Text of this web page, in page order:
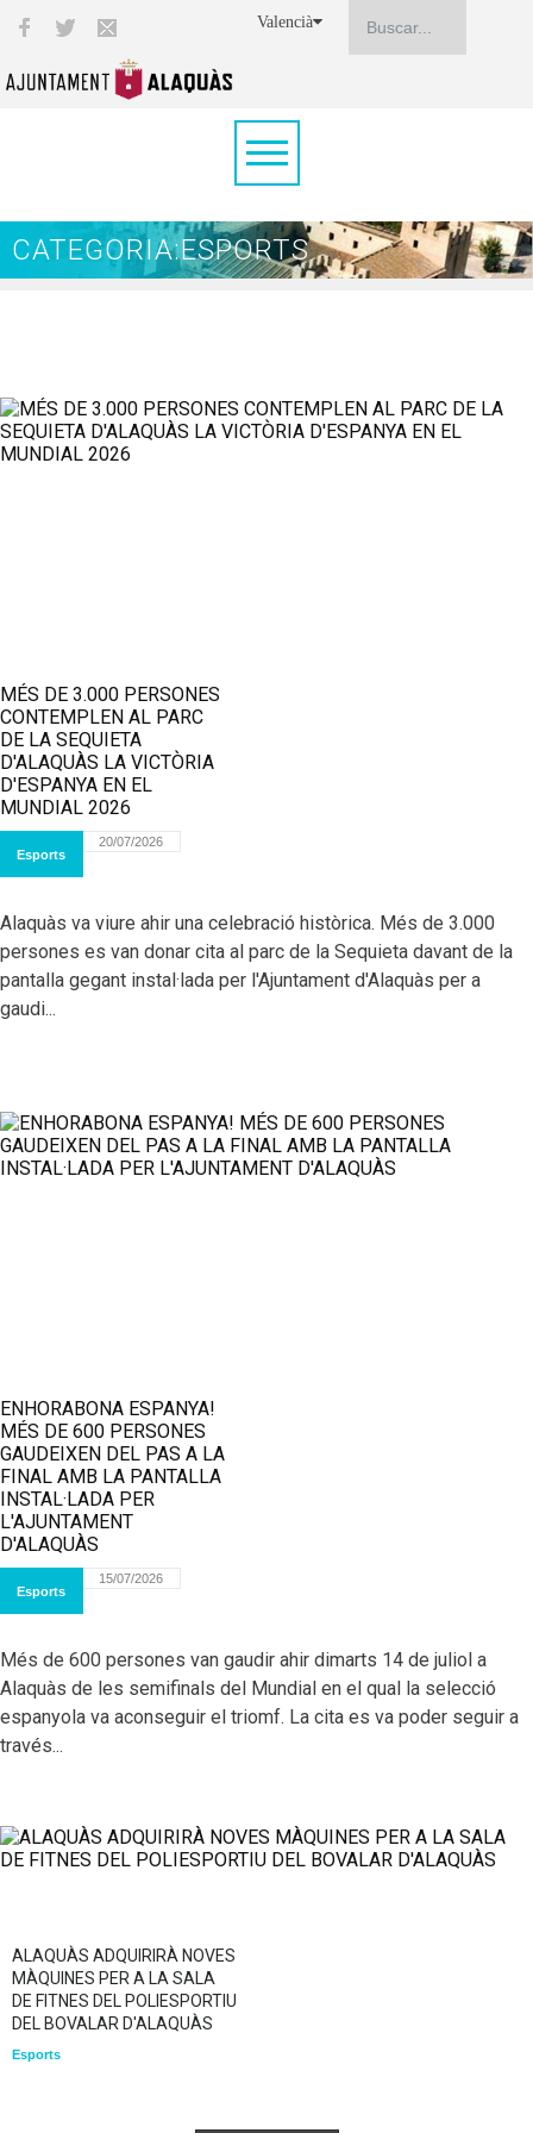
Valencià
CATEGORIA:ESPORTS
MÉS DE 3.000 PERSONES
CONTEMPLEN AL PARC
DE LA SEQUIETA
D'ALAQUÀS LA VICTÒRIA
D'ESPANYA EN EL
MUNDIAL 2026
Esports
20/07/2026
Alaquàs va viure ahir una celebració històrica. Més de 3.000
persones es van donar cita al parc de la Sequieta davant de la
pantalla gegant instal·lada per l'Ajuntament d'Alaquàs per a
gaudi...
ENHORABONA ESPANYA!
MÉS DE 600 PERSONES
GAUDEIXEN DEL PAS A LA
FINAL AMB LA PANTALLA
INSTAL·LADA PER
L'AJUNTAMENT
D'ALAQUÀS
Esports
15/07/2026
Més de 600 persones van gaudir ahir dimarts 14 de juliol a
Alaquàs de les semifinals del Mundial en el qual la selecció
espanyola va aconseguir el triomf. La cita es va poder seguir a
través...
ALAQUÀS ADQUIRIRÀ NOVES
MÀQUINES PER A LA SALA
DE FITNES DEL POLIESPORTIU
DEL BOVALAR D'ALAQUÀS
Esports